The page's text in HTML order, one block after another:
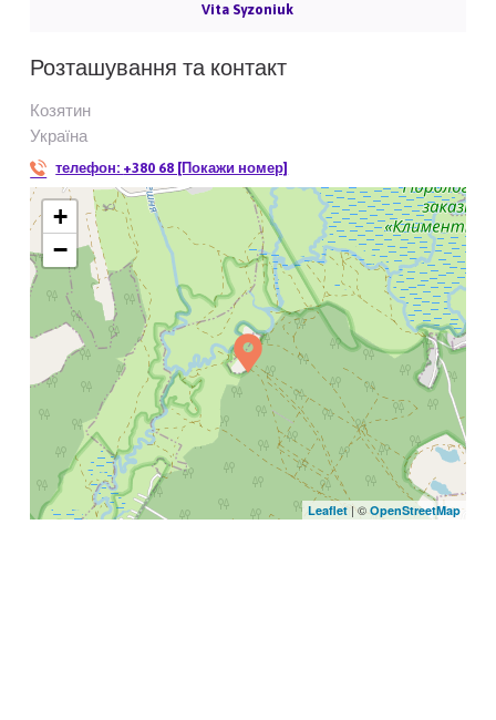
Vita Syzoniuk
Розташування та контакт
Козятин
Україна
телефон: +380 68 [Покажи номер]
+
−
Leaflet| © OpenStreetMap